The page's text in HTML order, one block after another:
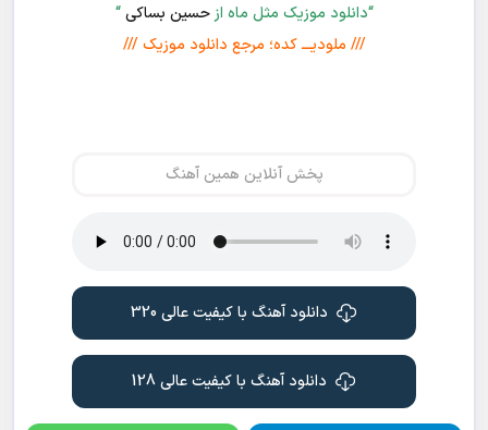
“دانلود موزیک مثل ماه ازحسین بساکی“
/// ملودیـــ کده؛ مرجع دانلود موزیک ///
پخش آنلاین همین آهنگ
دانلود آهنگ با کیفیت عالی 320
دانلود آهنگ با کیفیت عالی 128